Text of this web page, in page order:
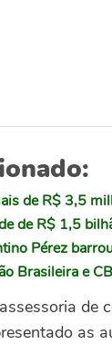
de R$ 3,5
de R$ 1,5
Pérez
Brasileira e
de
as